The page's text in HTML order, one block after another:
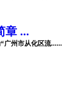
章 ...
广州市从化区流......